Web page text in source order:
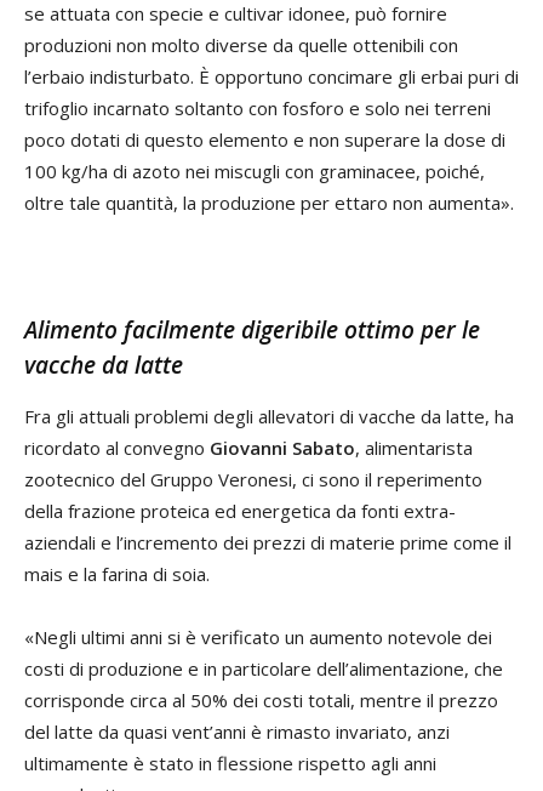
se attuata con specie e cultivar idonee, può fornire
produzioni non molto diverse da quelle ottenibili con
l’erbaio indisturbato. È opportuno concimare gli erbai puri di
trifoglio incarnato soltanto con fosforo e solo nei terreni
poco dotati di questo elemento e non superare la dose di
100 kg/ha di azoto nei miscugli con graminacee, poiché,
oltre tale quantità, la produzione per ettaro non aumenta».
Alimento facilmente digeribile ottimo per le
vacche da latte
Fra gli attuali problemi degli allevatori di vacche da latte, ha
ricordato al convegno Giovanni Sabato, alimentarista
zootecnico del Gruppo Veronesi, ci sono il reperimento
della frazione proteica ed energetica da fonti extra-
aziendali e l’incremento dei prezzi di materie prime come il
mais e la farina di soia.
«Negli ultimi anni si è verificato un aumento notevole dei
costi di produzione e in particolare dell’alimentazione, che
corrisponde circa al 50% dei costi totali, mentre il prezzo
del latte da quasi vent’anni è rimasto invariato, anzi
ultimamente è stato in flessione rispetto agli anni